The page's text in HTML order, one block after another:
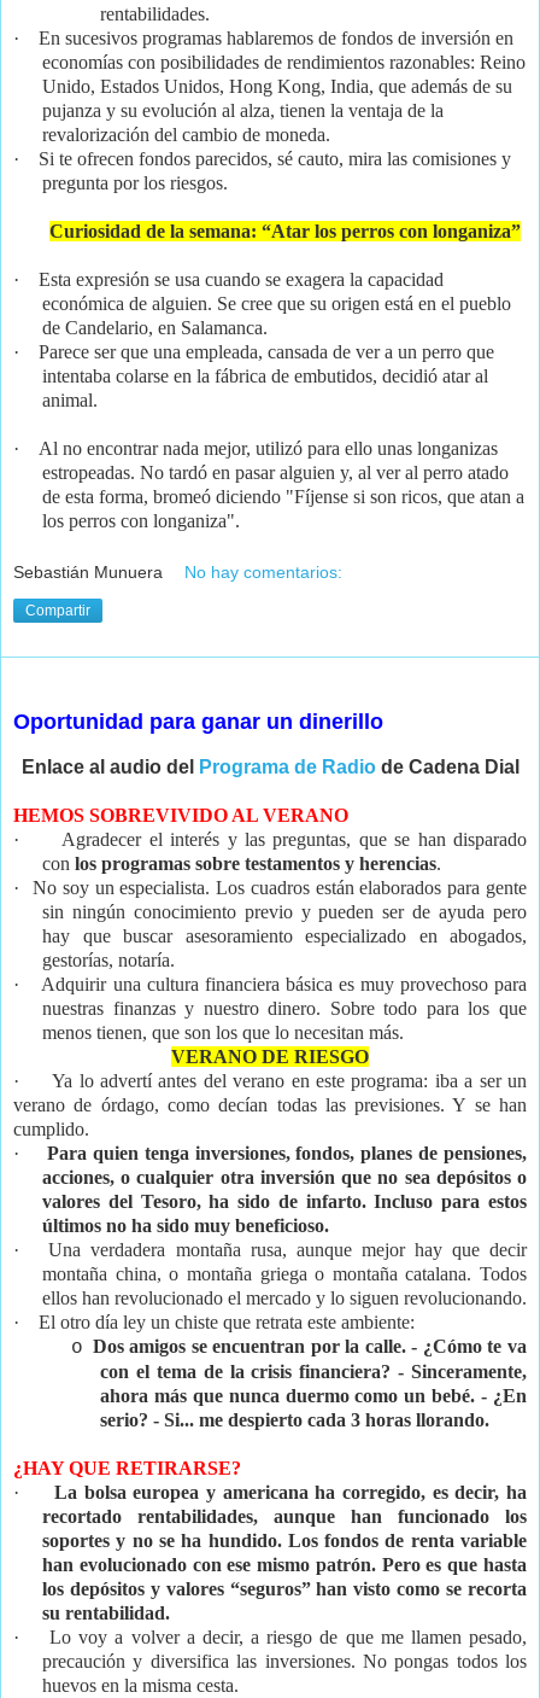
rentabilidades.
·
En sucesivos programas hablaremos de fondos de inversión en
economías con posibilidades de rendimientos razonables: Reino
Unido, Estados Unidos, Hong Kong, India, que además de su
pujanza y su evolución al alza, tienen la ventaja de la
revalorización del cambio de moneda.
·
Si te ofrecen fondos parecidos, sé cauto, mira las comisiones y
pregunta por los riesgos.
Curiosidad de la semana: “Atar los perros con longaniza”
·
Esta expresión se usa cuando se exagera la capacidad
económica de alguien. Se cree que su origen está en el pueblo
de Candelario, en Salamanca.
·
Parece ser que una empleada, cansada de ver a un perro que
intentaba colarse en la fábrica de embutidos, decidió atar al
animal.
·
Al no encontrar nada mejor, utilizó para ello unas longanizas
estropeadas. No tardó en pasar alguien y, al ver al perro atado
de esta forma, bromeó diciendo "Fíjense si son ricos, que atan a
los perros con longaniza".
Sebastián Munuera No hay comentarios:
Compartir
Oportunidad para ganar un dinerillo
Enlace al audio del Programa de Radiode Cadena Dial
HEMOS SOBREVIVIDO AL VERANO
·
Agradecer el interés y las preguntas, que se han disparado
con los programas sobre testamentos y herencias.
·
No soy un especialista. Los cuadros están elaborados para gente
sin ningún conocimiento previo y pueden ser de ayuda pero
hay que buscar asesoramiento especializado en abogados,
gestorías, notaría.
·
Adquirir una cultura financiera básica es muy provechoso para
nuestras finanzas y nuestro dinero. Sobre todo para los que
menos tienen, que son los que lo necesitan más.
VERANO DE RIESGO
·
Ya lo advertí antes del verano en este programa: iba a ser un
verano de órdago, como decían todas las previsiones. Y se han
cumplido.
·
Para quien tenga inversiones, fondos, planes de pensiones,
acciones, o cualquier otra inversión que no sea depósitos o
valores del Tesoro, ha sido de infarto. Incluso para estos
últimos no ha sido muy beneficioso.
·
Una verdadera montaña rusa, aunque mejor hay que decir
montaña china, o montaña griega o montaña catalana. Todos
ellos han revolucionado el mercado y lo siguen revolucionando.
·
El otro día ley un chiste que retrata este ambiente:
o Dos amigos se encuentran por la calle. - ¿Cómo te va
con el tema de la crisis financiera? - Sinceramente,
ahora más que nunca duermo como un bebé. - ¿En
serio? - Si... me despierto cada 3 horas llorando.
¿HAY QUE RETIRARSE?
·
La bolsa europea y americana ha corregido, es decir, ha
recortado rentabilidades, aunque han funcionado los
soportes y no se ha hundido. Los fondos de renta variable
han evolucionado con ese mismo patrón. Pero es que hasta
los depósitos y valores “seguros” han visto como se recorta
su rentabilidad.
·
Lo voy a volver a decir, a riesgo de que me llamen pesado,
precaución y diversifica las inversiones. No pongas todos los
huevos en la misma cesta.